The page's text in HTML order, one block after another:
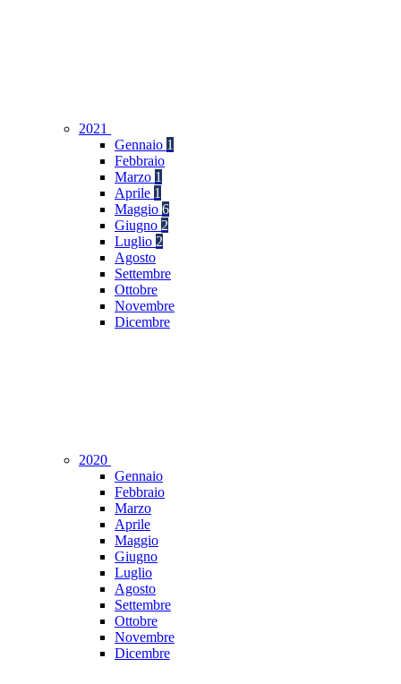
2021
Gennaio 1
Febbraio
Marzo 1
Aprile 1
Maggio 6
Giugno 2
Luglio 2
Agosto
Settembre
Ottobre
Novembre
Dicembre
2020
Gennaio
Febbraio
Marzo
Aprile
Maggio
Giugno
Luglio
Agosto
Settembre
Ottobre
Novembre
Dicembre